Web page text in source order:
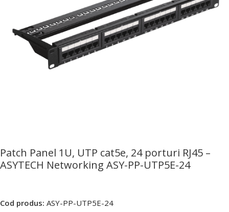
Patch Panel 1U, UTP cat5e, 24 porturi RJ45 –
ASYTECH Networking ASY-PP-UTP5E-24
Cod produs: ASY-PP-UTP5E-24